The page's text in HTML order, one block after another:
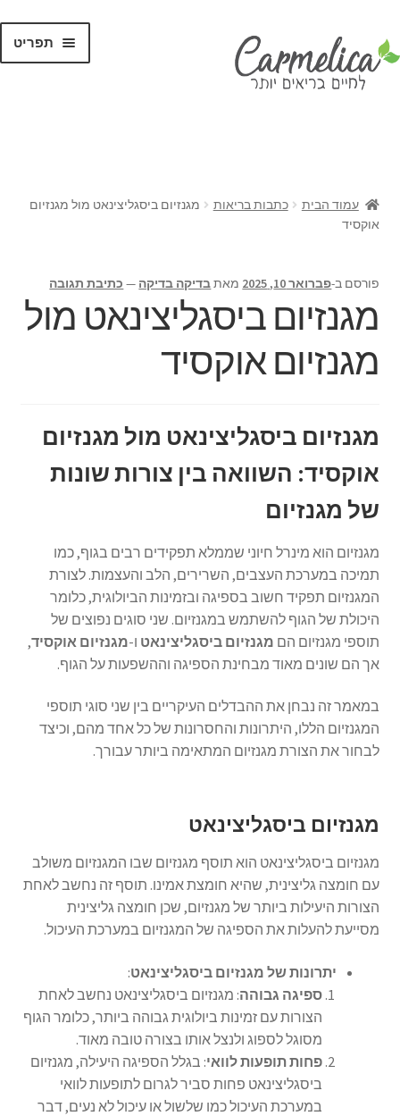
תפריט
עמוד הבית כתבות בריאות
מגנזיום ביסגליצינאט מול מגנזיום
אוקסיד
פורסם ב-פברואר 10, 2025 מאתבדיקה בדיקה — כתיבת תגובה
מגנזיום ביסגליצינאט מול
מגנזיום אוקסיד
מגנזיום ביסגליצינאט מול מגנזיום
אוקסיד: השוואה בין צורות שונות
של מגנזיום
מגנזיום הוא מינרל חיוני שממלא תפקידים רבים בגוף, כמו
תמיכה במערכת העצבים, השרירים, הלב והעצמות. לצורת
המגנזיום תפקיד חשוב בספיגה ובזמינות הביולוגית, כלומר
היכולת של הגוף להשתמש במגנזיום. שני סוגים נפוצים של
תוספי מגנזיום הם מגנזיום ביסגליצינאט ו-מגנזיום אוקסיד,
אך הם שונים מאוד מבחינת הספיגה וההשפעות על הגוף.
במאמר זה נבחן את ההבדלים העיקריים בין שני סוגי תוספי
המגנזיום הללו, היתרונות והחסרונות של כל אחד מהם, וכיצד
לבחור את הצורת מגנזיום המתאימה ביותר עבורך.
מגנזיום ביסגליצינאט
מגנזיום ביסגליצינאט הוא תוסף מגנזיום שבו המגנזיום משולב
עם חומצה גליצינית, שהיא חומצת אמינו. תוסף זה נחשב לאחת
הצורות היעילות ביותר של מגנזיום, שכן חומצה גליצינית
מסייעת להעלות את הספיגה של המגנזיום במערכת העיכול.
יתרונות של מגנזיום ביסגליצינאט:
ספיגה גבוהה: מגנזיום ביסגליצינאט נחשב לאחת
הצורות עם זמינות ביולוגית גבוהה ביותר, כלומר הגוף
מסוגל לספוג ולנצל אותו בצורה טובה מאוד.
פחות תופעות לוואי: בגלל הספיגה היעילה, מגנזיום
ביסגליצינאט פחות סביר לגרום לתופעות לוואי
במערכת העיכול כמו שלשול או עיכול לא נעים, דבר